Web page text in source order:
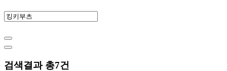
검색결과 총7건